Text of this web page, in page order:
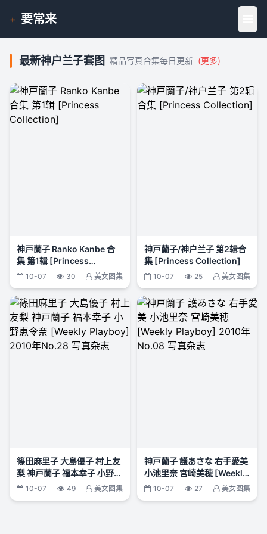
+ 要常来
最新神户兰子套图 精品写真合集每日更新 (更多)
神戸蘭子 Ranko Kanbe 合
集 第1辑 [Princess
Collection]
10-07 30 美女图集
神戸蘭子/神户兰子 第2辑合
集 [Princess Collection]
10-07 25 美女图集
篠田麻里子 大島優子 村上友
梨 神戸蘭子 福本幸子 小野恵
令奈 [Weekly Playboy]
10-07 49 美女图集
神戸蘭子 護あさな 右手愛美
小池里奈 宮崎美穂 [Weekly
Playboy] 2010年No.08 写
10-07 27 美女图集